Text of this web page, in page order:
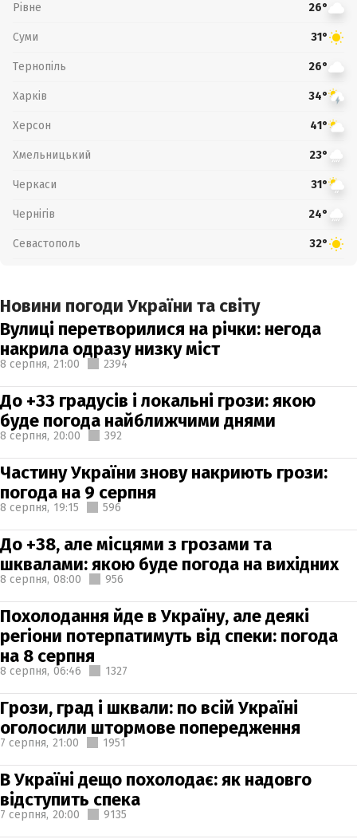
Рівне 26°
Суми 31°
Тернопіль 26°
Харків 34°
Херсон 41°
Хмельницький 23°
Черкаси 31°
Чернігів 24°
Севастополь 32°
Новини погоди України та світу
Вулиці перетворилися на річки: негода
накрила одразу низку міст
8 серпня, 21:00 2394
До +33 градусів і локальні грози: якою
буде погода найближчими днями
8 серпня, 20:00 392
Частину України знову накриють грози:
погода на 9 серпня
8 серпня, 19:15 596
До +38, але місцями з грозами та
шквалами: якою буде погода на вихідних
8 серпня, 08:00 956
Похолодання йде в Україну, але деякі
регіони потерпатимуть від спеки: погода
на 8 серпня
8 серпня, 06:46 1327
Грози, град і шквали: по всій Україні
оголосили штормове попередження
7 серпня, 21:00 1951
В Україні дещо похолодає: як надовго
відступить спека
7 серпня, 20:00 9135